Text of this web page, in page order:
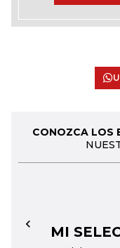
CONOZCA LOS
MI
←